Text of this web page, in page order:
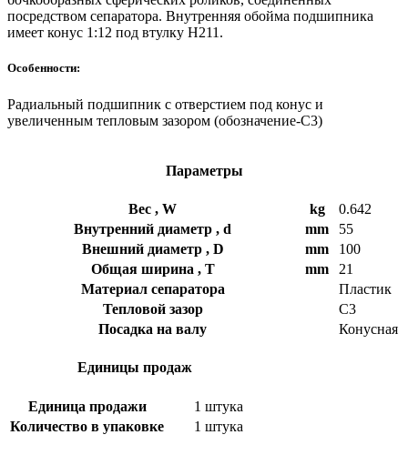
посредством сепаратора. Внутренняя обойма подшипника
имеет конус 1:12 под втулку H211.
Особенности:
Радиальный подшипник с отверстием под конус и
увеличенным тепловым зазором (обозначение-С3)
Параметры
Вес , W kg
0.642
Внутренний диаметр , d
mm
55
Внешний диаметр , D
mm
100
Общая ширина , T
mm
21
Материал сепаратора
Пластик
Тепловой зазор
C3
Посадка на валу
Конусная
Единицы продаж
Единица продажи
1 штука
Количество в упаковке
1 штука